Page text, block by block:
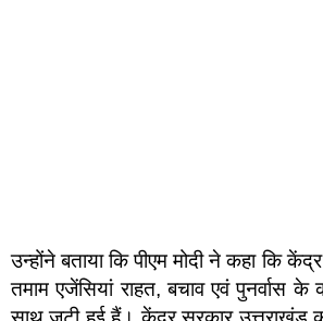
उन्होंने बताया कि पीएम मोदी ने कहा कि
तमाम एजेंसियां राहत, बचाव एवं पुनर्वास के